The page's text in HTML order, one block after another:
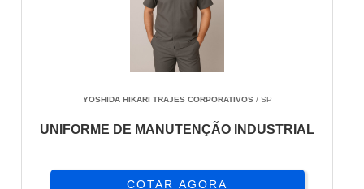
YOSHIDA HIKARI TRAJES CORPORATIVOS/ SP
UNIFORME DE MANUTENÇÃO INDUSTRIAL
COTAR AGORA